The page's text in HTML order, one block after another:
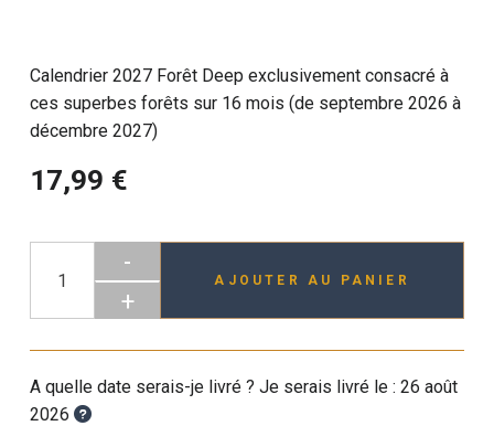
Calendrier 2027 Forêt Deep exclusivement consacré à
ces superbes forêts sur 16 mois (de septembre 2026 à
décembre 2027)
17,99 €
-
+
AJOUTER AU PANIER
A quelle date serais-je livré ? Je serais livré le :26 août
2026